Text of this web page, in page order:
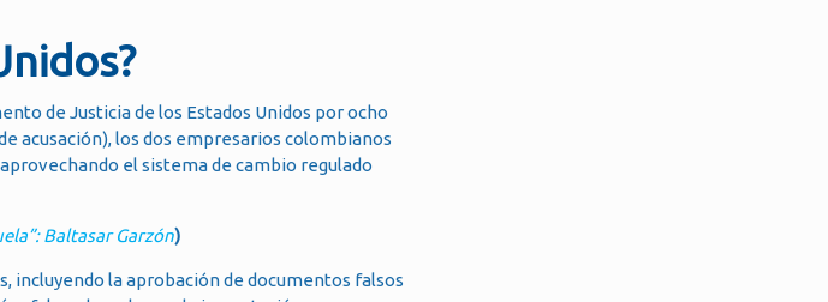
de Justicia de los Estados Unidos por ocho
acusación), los dos empresarios colombianos
el sistema de cambio regulado
Baltasar Garzón)
incluyendo la aprobación de documentos falsos